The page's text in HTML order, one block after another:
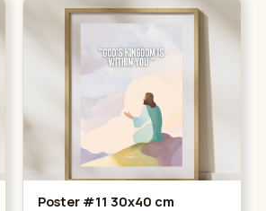
Poster #11 30x40 cm